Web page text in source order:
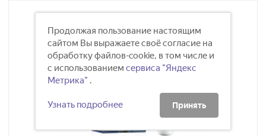
Продолжая пользование настоящим
сайтом Вы выражаете своё согласие на
обработку файлов-cookie, в том числе и
с использованием сервиса "Яндекс
Метрика" .
Узнать подробнее Принять